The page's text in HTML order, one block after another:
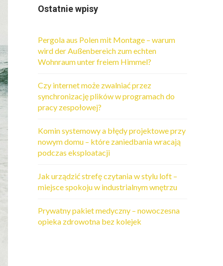
Ostatnie wpisy
Pergola aus Polen mit Montage – warum
wird der Außenbereich zum echten
Wohnraum unter freiem Himmel?
Czy internet może zwalniać przez
synchronizację plików w programach do
pracy zespołowej?
Komin systemowy a błędy projektowe przy
nowym domu – które zaniedbania wracają
podczas eksploatacji
Jak urządzić strefę czytania w stylu loft –
miejsce spokoju w industrialnym wnętrzu
Prywatny pakiet medyczny – nowoczesna
opieka zdrowotna bez kolejek